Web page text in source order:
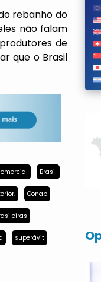
rebanho do
não falam
de
que o Brasil
Brasil
Conab
superávit